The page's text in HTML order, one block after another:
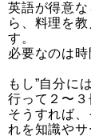
英語が得意
ら、料理を
す。
必要なのは時
もし”自分に
行って２〜３
そうすれば
れを知識やサ